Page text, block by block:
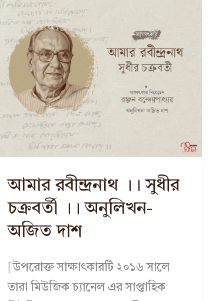
আমার রবীন্দ্রনাথ ।। সুধীর
চক্রবর্তী ।। অনুলিখন-
অজিত দাশ
[উপরোক্ত সাক্ষাৎকারটি ২০১৬ সালে
তারা মিউজিক চ্যানেল এর সাপ্তাহিক